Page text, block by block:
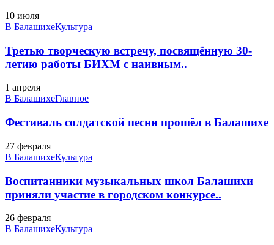
10 июля
В БалашихеКультура
Третью творческую встречу, посвящённую 30-
летию работы БИХМ с наивным..
1 апреля
В БалашихеГлавное
Фестиваль солдатской песни прошёл в Балашихе
27 февраля
В БалашихеКультура
Воспитанники музыкальных школ Балашихи
приняли участие в городском конкурсе..
26 февраля
В БалашихеКультура